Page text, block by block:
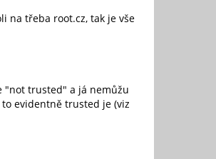
na třeba root.cz, tak je vše
"not trusted" a já nemůžu
evidentně trusted je (viz